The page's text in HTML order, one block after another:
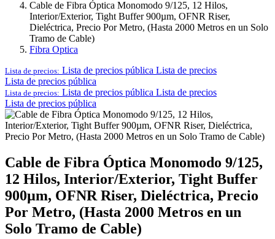
Cable de Fibra Óptica Monomodo 9/125, 12 Hilos,
Interior/Exterior, Tight Buffer 900µm, OFNR Riser,
Dieléctrica, Precio Por Metro, (Hasta 2000 Metros en un Solo
Tramo de Cable)
Fibra Optica
Lista de precios: Lista de precios pública Lista de precios
Lista de precios pública
Lista de precios: Lista de precios pública Lista de precios
Lista de precios pública
Cable de Fibra Óptica Monomodo 9/125,
12 Hilos, Interior/Exterior, Tight Buffer
900µm, OFNR Riser, Dieléctrica, Precio
Por Metro, (Hasta 2000 Metros en un
Solo Tramo de Cable)